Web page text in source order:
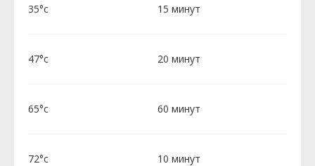
35°c 15 минут
47°c 20 минут
65°c 60 минут
72°c 10 минут